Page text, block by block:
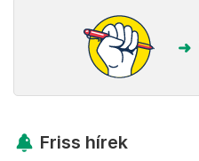
Friss hírek